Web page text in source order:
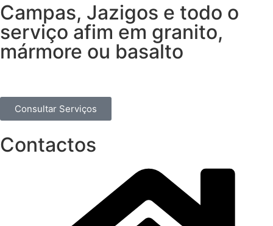
Campas, Jazigos e todo o
serviço afim em granito,
mármore ou basalto
Consultar Serviços
Contactos